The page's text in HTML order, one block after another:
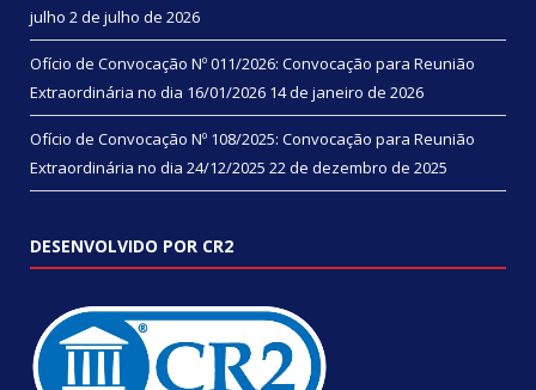
julho 2 de julho de 2026
Ofício de Convocação Nº 011/2026: Convocação para Reunião
Extraordinária no dia 16/01/2026 14 de janeiro de 2026
Ofício de Convocação Nº 108/2025: Convocação para Reunião
Extraordinária no dia 24/12/2025 22 de dezembro de 2025
DESENVOLVIDO POR CR2